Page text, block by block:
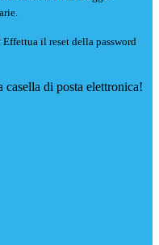
il reset della password
di posta elettronica!